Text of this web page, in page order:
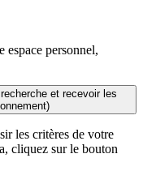
espace personnel,
et recevoir les
les critères de votre
cliquez sur le bouton